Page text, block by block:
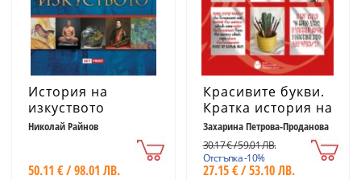
История на
изкуството
Николай Райнов
50.11 € / 98.01 ЛВ.
Красивите букви.
Кратка история на
шрифта и
практическа
калиграфия
Захарина Петрова-Проданова
30.17 € / 59.01 ЛВ.
Отстъпка -10%
27.15 € / 53.10 ЛВ.